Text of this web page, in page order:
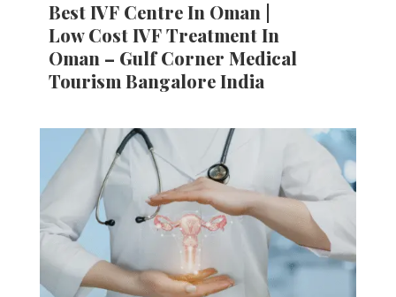
Best IVF Centre In Oman |
Low Cost IVF Treatment In
Oman – Gulf Corner Medical
Tourism Bangalore India